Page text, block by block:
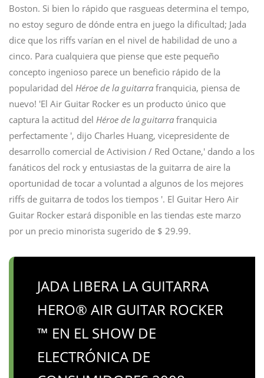
Boston. Si bien lo rápido que rasgueas determina el tempo,
no estoy seguro de dónde entra en juego la dificultad; Jada
dice que los riffs varían en el nivel de habilidad de uno a
cinco. Para cualquiera que piense que este pequeño
concepto ingenioso parece un beneficio rápido de la
popularidad del Héroe de la guitarra franquicia, piensa de
nuevo! 'El Air Guitar Rocker es un producto único que
captura la actitud del Héroe de la guitarra franquicia
perfectamente ', dijo Charles Huang, vicepresidente de
desarrollo comercial de Activision / Red Octane,' dando a los
fanáticos del rock y entusiastas de la guitarra de aire la
oportunidad de tocar a voluntad a algunos de los mejores
riffs de guitarra de todos los tiempos '. El Guitar Hero Air
Guitar Rocker estará disponible en las tiendas este marzo
por un precio minorista sugerido de $ 29.99.
JADA LIBERA LA GUITARRA
HERO® AIR GUITAR ROCKER
™ EN EL SHOW DE
ELECTRÓNICA DE